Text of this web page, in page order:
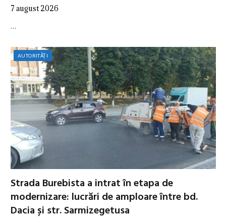
7 august 2026
…
AUTORITĂȚI
Strada Burebista a intrat în etapa de
modernizare: lucrări de amploare între bd.
Dacia și str. Sarmizegetusa